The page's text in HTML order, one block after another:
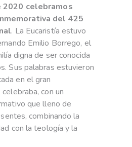
2020 celebramos
del 425
. La Eucaristía estuvo
Emilio Borrego, el
digna de ser conocida
Sus palabras estuvieron
en el gran
con un
que lleno de
combinando la
con la teología y la